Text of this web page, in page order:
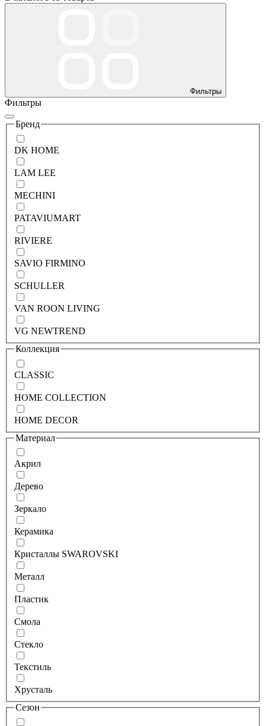
Фильтры
Фильтры
Бренд
DK HOME
LAM LEE
MECHINI
PATAVIUMART
RIVIERE
SAVIO FIRMINO
SCHULLER
VAN ROON LIVING
VG NEWTREND
Коллекция
CLASSIC
HOME COLLECTION
HOME DECOR
Материал
Акрил
Дерево
Зеркало
Керамика
Кристаллы SWAROVSKI
Металл
Пластик
Смола
Стекло
Текстиль
Хрусталь
Сезон